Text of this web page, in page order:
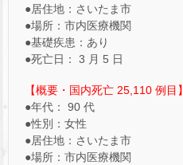
●居住地：さいたま市
●場所：市内医療機関
●基礎疾患：あり
●死亡日： 3 月 5 日
【概要・国内死亡 25,110 例目】
●年代： 90 代
●性別：女性
●居住地：さいたま市
●場所：市内医療機関